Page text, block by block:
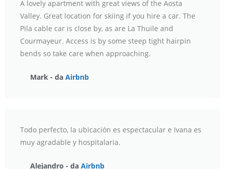
A lovely apartment with great views of the Aosta
Valley. Great location for skiing if you hire a car. The
Pila cable car is close by, as are La Thuile and
Courmayeur. Access is by some steep tight hairpin
bends so take care when approaching.
Mark - da Airbnb
Todo perfecto, la ubicación es espectacular e Ivana es
muy agradable y hospitalaria.
Alejandro - da Airbnb